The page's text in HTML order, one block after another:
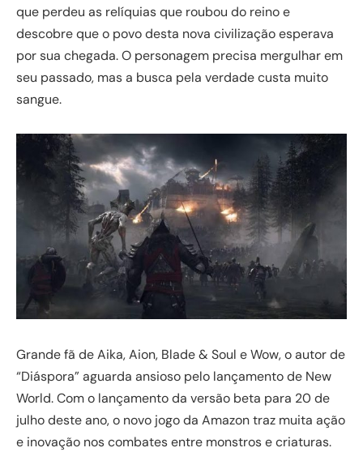
que perdeu as relíquias que roubou do reino e
descobre que o povo desta nova civilização esperava
por sua chegada. O personagem precisa mergulhar em
seu passado, mas a busca pela verdade custa muito
sangue.
Grande fã de Aika, Aion, Blade & Soul e Wow, o autor de
“Diáspora” aguarda ansioso pelo lançamento de New
World. Com o lançamento da versão beta para 20 de
julho deste ano, o novo jogo da Amazon traz muita ação
e inovação nos combates entre monstros e criaturas.